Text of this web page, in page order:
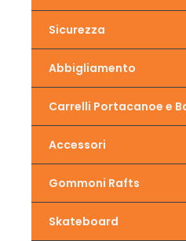
Sicurezza
Abbigliamento
Carrelli Portacanoe e
Accessori
Gommoni Rafts
Skateboard